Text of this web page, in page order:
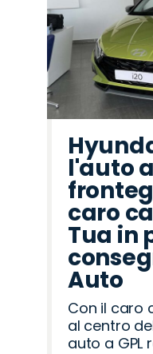
l'auto
caro
Tua in
Auto
Con il caro
al centro
auto a GPL